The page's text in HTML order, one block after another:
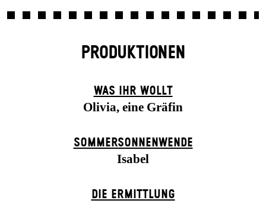
PRODUKTIONEN
WAS IHR WOLLT
Olivia, eine Gräfin
SOMMER­SONNEN­WENDE
Isabel
DIE ERMITTLUNG